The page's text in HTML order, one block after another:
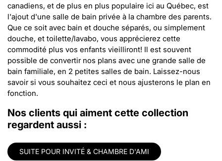
canadiens, et de plus en plus populaire ici au Québec, est
l'ajout d'une salle de bain privée à la chambre des parents.
Que ce soit avec bain et douche séparés, ou simplement
douche, et toilette/lavabo, vous apprécierez cette
commodité plus vos enfants vieilliront! Il est souvent
possible de convertir nos plans avec une grande salle de
bain familiale, en 2 petites salles de bain. Laissez-nous
savoir si vous souhaitez ceci et nous ajusterons le plan en
fonction.
Nos clients qui aiment cette collection
regardent aussi :
SUITE POUR INVITÉ & CHAMBRE D'AMI